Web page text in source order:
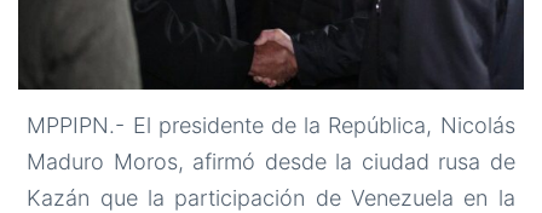
MPPIPN.- El presidente de la República, Nicolás
Maduro Moros, afirmó desde la ciudad rusa de
Kazán que la participación de Venezuela en la